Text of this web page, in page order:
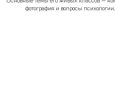
фотография и вопросы